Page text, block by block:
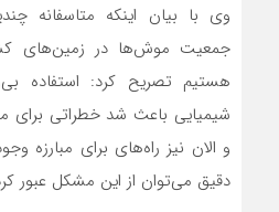
وی با بیان‌ اینکه متاسفانه
جمعیت موش‌ها در زمین‌های
هستیم‌ تصریح کرد: استفاده
شیمیایی باعث شد خطراتی
و الان نیز راه‌های برای مبارزه
دقیق می‌توان از این مشکل عبور